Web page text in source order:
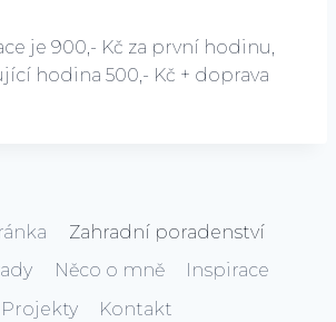
je 900,- Kč za první hodinu,
hodina 500,- Kč + doprava
Zahradní poradenství
Něco o mně
Inspirace
Projekty
Kontakt